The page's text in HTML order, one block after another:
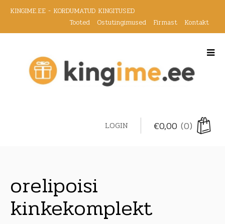
KINGIME.EE - KORDUMATUD KINGITUSED
Tooted
Ostutingimused Firmast Kontakt
€0,00 (0)
LOGIN
orelipoisi
kinkekomplekt